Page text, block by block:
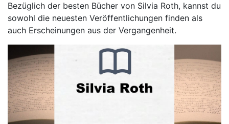
Bezüglich der besten Bücher von Silvia Roth, kannst du
sowohl die neuesten Veröffentlichungen finden als
auch Erscheinungen aus der Vergangenheit.